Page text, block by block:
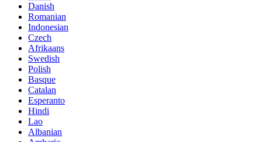
Danish
Romanian
Indonesian
Czech
Afrikaans
Swedish
Polish
Basque
Catalan
Esperanto
Hindi
Lao
Albanian